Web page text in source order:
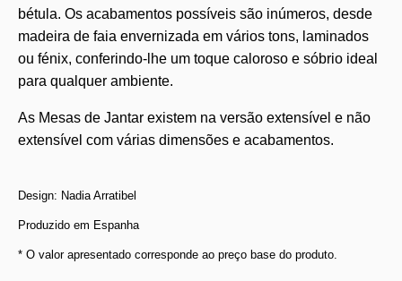
bétula. Os acabamentos possíveis são inúmeros, desde
madeira de faia envernizada em vários tons, laminados
ou fénix, conferindo-lhe um toque caloroso e sóbrio ideal
para qualquer ambiente.
As Mesas de Jantar existem na versão extensível e não
extensível com várias dimensões e acabamentos.
Design: Nadia Arratibel
Produzido em Espanha
* O valor apresentado corresponde ao preço base do produto.